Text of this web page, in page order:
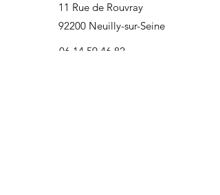
11 Rue de Rouvray
92200 Neuilly-sur-Seine
06 14 59 46 82